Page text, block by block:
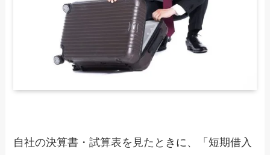
自社の決算書・試算表を見たときに、「短期借入